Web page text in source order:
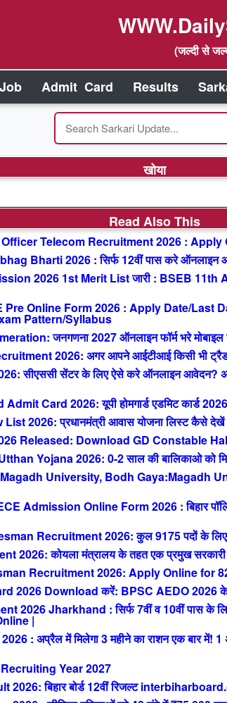
(जल्दी से
Admit Card Results
खोया
Read Also This
Telecom Recruitment 2026 : Apply
Bharti 2026 : सिर्फ 12वीं पास करे ऑनलाइन
2026 1st Merit List जारी : BSEB
Pre Online Form 2026 : Apply Date/Last
Pattern/Syllabus
जनगणना 2027 ऑनलाइन फॉर्म भरे
2026: अगर आपने आईटीआई किसी भी ट्रैड
सीएससी सेंटर के लिए ऐसे करे ऑनलाइन आवेदन?
Card 2026: यूपी होमगार्ड एडमिट कार्ड
2026: प्रधानमंत्री आवास योजना लिस्ट कैसे देखें |
Released: Download GD Constable
Yojana 2026: 0-2 साल की बालिकाओ को
University, Bodh Gaya:Magadh
Admission Online Form 2026 : बिहार
Recruitment 2026: कुल 9175 पदों के लिए
2026: कोयला मंत्रालय के तहत एक प्रमुख
Recruitment 2026: Apply Online for
2026 Download करें: BPSC AEDO 2026 के
2026 Jharkhand : सिर्फ 7वीं व 10वीं पास के
|
: अप्रैल में मिलेगा 3 महीने का राशन एक बार में! 1
Year 2027
बिहार बोर्ड 12वीं रिजल्ट